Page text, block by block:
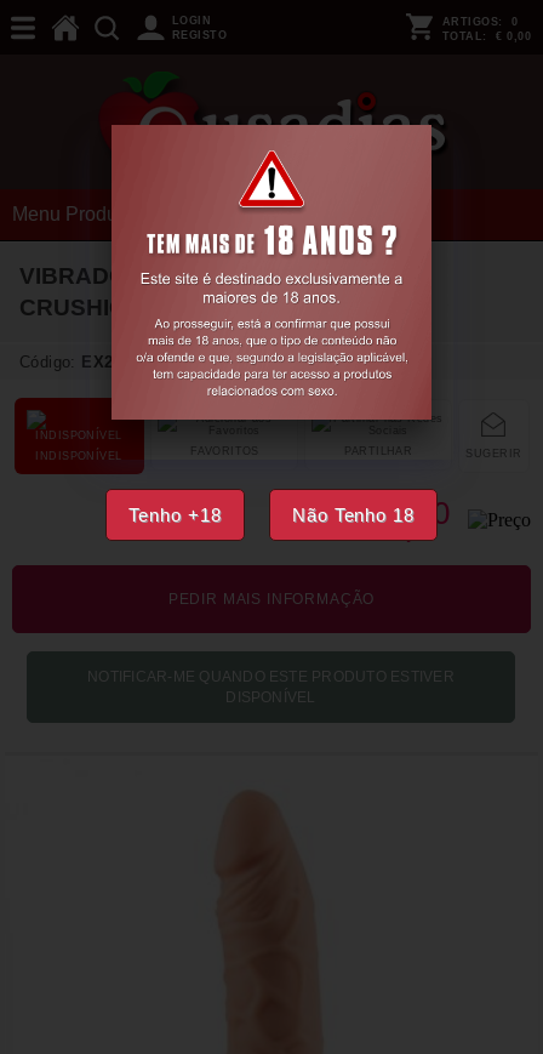
Tenho +18 Não Tenho 18
LOGIN
REGISTO
ARTIGOS: 0
TOTAL: € 0,00
Menu Produtos
VIBRADOR REALÍSTICO LOVERBOY
CRUSHIOUS
Código: EX20829
INDISPONÍVEL SUGERIR
PARTILHAR
FAVORITOS
€20, 30
PEDIR MAIS INFORMAÇÃO